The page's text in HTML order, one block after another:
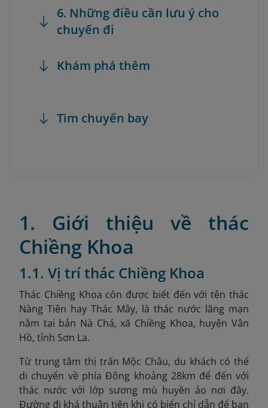
6. Những điều cần lưu ý cho
chuyến đi
Khám phá thêm
Tìm chuyến bay
1. Giới thiệu về thác
Chiềng Khoa
1.1. Vị trí thác Chiềng Khoa
Thác Chiềng Khoa còn được biết đến với tên thác
Nàng Tiên hay Thác Mây, là thác nước lãng mạn
nằm tại bản Nà Chá, xã Chiềng Khoa, huyện Vân
Hồ, tỉnh Sơn La.
Từ trung tâm thị trấn Mộc Châu, du khách có thể
di chuyển về phía Đông khoảng 28km để đến với
thác nước với lớp sương mù huyền ảo nơi đây.
Đường đi khá thuận tiện khi có biển chỉ dẫn để bạn